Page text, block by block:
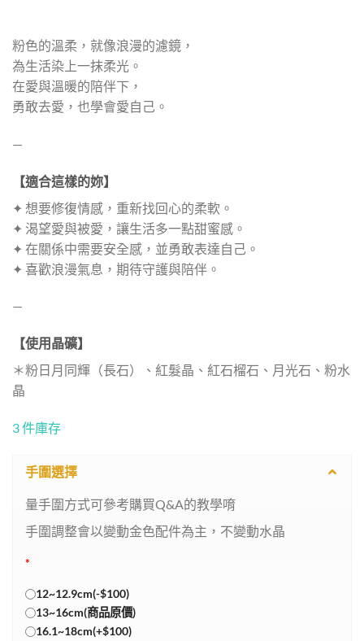
粉色的溫柔，就像浪漫的濾鏡，
為生活染上一抹柔光。
在愛與溫暖的陪伴下，
勇敢去愛，也學會愛自己。
—
【適合這樣的妳】
✦ 想要修復情感，重新找回心的柔軟。
✦ 渴望愛與被愛，讓生活多一點甜蜜感。
✦ 在關係中需要安全感，並勇敢表達自己。
✦ 喜歡浪漫氣息，期待守護與陪伴。
—
【使用晶礦】
＊粉日月同輝（長石）、紅髮晶、紅石榴石、月光石、粉水
晶
3 件庫存
手圍選擇
量手圍方式可參考購買Q&A的教學唷
手圍調整會以變動金色配件為主，不變動水晶
*
12~12.9cm(-$100)
13~16cm(商品原價)
16.1~18cm(+$100)